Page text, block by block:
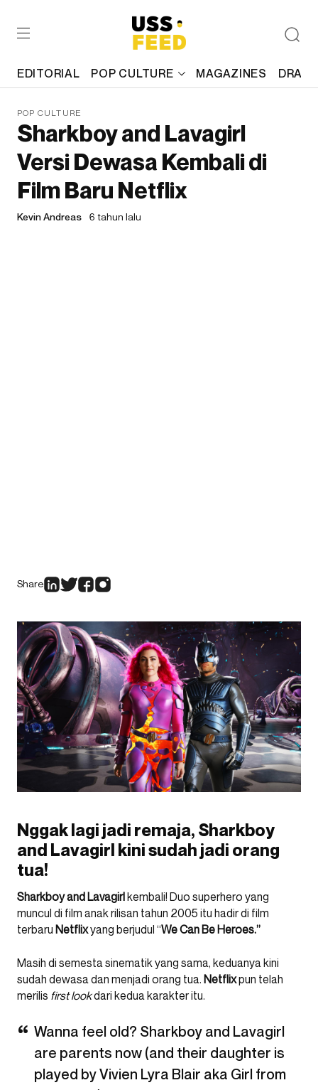
EDITORIAL POP CULTURE MAGAZINES
POP CULTURE
Sharkboy and Lavagirl
Versi Dewasa Kembali di
Film Baru Netflix
Kevin Andreas 6 tahun lalu
Share
Nggak lagi jadi remaja, Sharkboy
and Lavagirl kini sudah jadi orang
tua!
Sharkboy and Lavagirlkembali! Duo superhero yang
muncul di film anak rilisan tahun 2005 itu hadir di film
terbaru Netflixyang berjudul “We Can Be Heroes.”
Masih di semesta sinematik yang sama, keduanya kini
sudah dewasa dan menjadi orang tua. Netflixpun telah
merilis first lookdari kedua karakter itu.
Wanna feel old? Sharkboy and Lavagirl
are parents now (and their daughter is
played by Vivien Lyra Blair aka Girl from